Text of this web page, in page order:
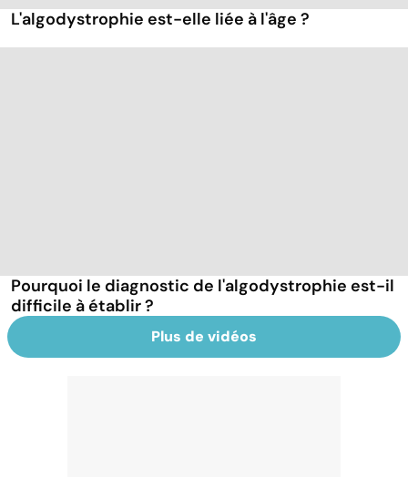
L'algodystrophie est-elle liée à l'âge ?
Pourquoi le diagnostic de l'algodystrophie est-il
difficile à établir ?
Plus de vidéos